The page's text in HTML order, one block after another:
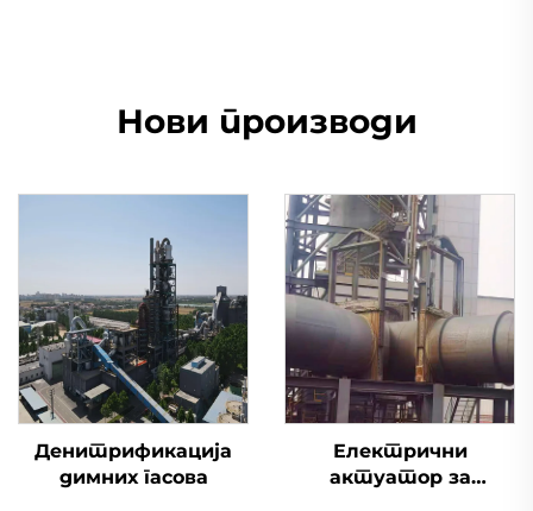
Нови производи
Денитрификација
димних гасова
Електрични
актуатор за